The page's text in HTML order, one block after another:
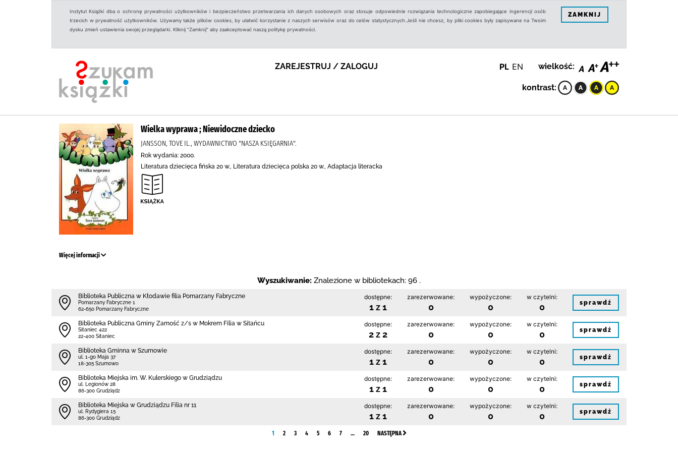
Instytut Książki dba o ochronę prywatności użytkowników i bezpieczeństwo przetwarzania ich danych osobowych oraz stosuje odpowiednie rozwiązania technologiczne zapobiegające ingerencji osób
trzecich w prywatność użytkowników. Używamy także plików cookies, by ułatwić korzystanie z naszych serwisów oraz do celów statystycznych.Jeśli nie chcesz, by pliki cookies były zapisywane na Twoim
dysku zmień ustawienia swojej przeglądarki. Kliknij "Zamknij" aby zaakceptować naszą politykę prywatności.
ZAMKNIJ
ZAREJESTRUJ / ZALOGUJ PL EN wielkość:
kontrast:
Wielka wyprawa ; Niewidoczne dziecko
JANSSON, TOVE IL., WYDAWNICTWO "NASZA KSIĘGARNIA".
Rok wydania: 2000.
Literatura dziecięca fińska 20 w., Literatura dziecięca polska 20 w., Adaptacja literacka
Więcej informacji
Wyszukiwanie: Znalezione w bibliotekach: 96 .
Biblioteka Publiczna w Kłodawie filia Pomarzany Fabryczne
Pomarzany Fabryczne 1
62-650 Pomarzany Fabryczne
dostępne:
1 z 1
zarezerwowane:
0
wypożyczone:
0
w czytelni:
0 sprawdź
Biblio­teka Publiczna Gminy Zamość z/s w Mokrem Filia w Sitańcu
Sitaniec 422
22-400 Sitaniec
dostępne:
2 z 2
zarezerwowane:
0
wypożyczone:
0
w czytelni:
0 sprawdź
Biblioteka Gminna w Szumowie
ul. 1-go Maja 37
18-305 Szumowo
dostępne:
1 z 1
zarezerwowane:
0
wypożyczone:
0
w czytelni:
0 sprawdź
Biblioteka Miejska im. W. Kulerskiego w Grudziądzu
ul. Legionów 28
86-300 Grudziądz
dostępne:
1 z 1
zarezerwowane:
0
wypożyczone:
0
w czytelni:
0 sprawdź
Biblioteka Miejska w Grudziądzu Filia nr 11
ul. Rydygiera 15
86-300 Grudziądz
dostępne:
1 z 1
zarezerwowane:
0
wypożyczone:
0
w czytelni:
0 sprawdź
1 2 3 4 5 6 7 … 20 NASTĘPNA